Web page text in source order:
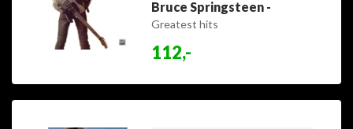
Bruce Springsteen -
Greatest hits
112,-